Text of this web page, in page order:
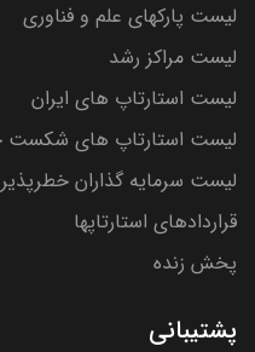
لیست پارکهای علم و فناوری
لیست مراکز رشد
لیست استارتاپ های ایران
لیست استارتاپ های شکست
لیست سرمایه گذاران خطرپذیر VC
قراردادهای استارتاپها
پخش زنده
پشتیبانی